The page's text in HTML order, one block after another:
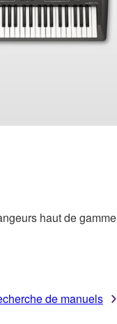
haut de gamme
de manuels